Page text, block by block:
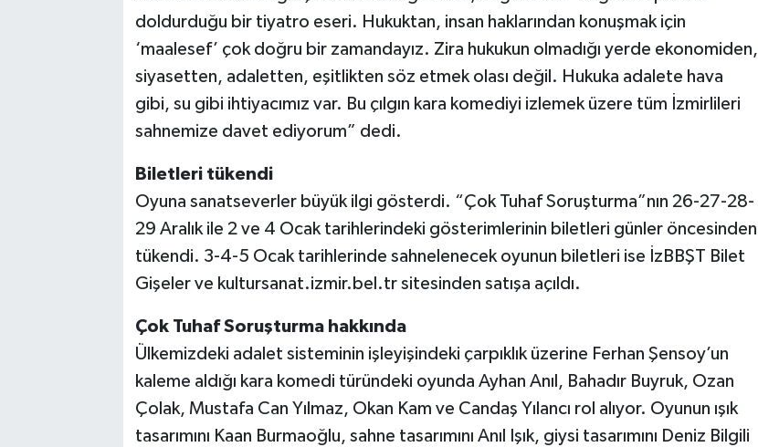
doldurduğu bir tiyatro eseri. Hukuktan, insan haklarından konuşmak için
‘maalesef’ çok doğru bir zamandayız. Zira hukukun olmadığı yerde ekonomiden,
siyasetten, adaletten, eşitlikten söz etmek olası değil. Hukuka adalete hava
gibi, su gibi ihtiyacımız var. Bu çılgın kara komediyi izlemek üzere tüm İzmirlileri
sahnemize davet ediyorum” dedi.
Biletleri tükendi
Oyuna sanatseverler büyük ilgi gösterdi. “Çok Tuhaf Soruşturma”nın 26-27-28-
29 Aralık ile 2 ve 4 Ocak tarihlerindeki gösterimlerinin biletleri günler öncesinden
tükendi. 3-4-5 Ocak tarihlerinde sahnelenecek oyunun biletleri ise İzBBŞT Bilet
Gişeler ve kultursanat.izmir.bel.tr sitesinden satışa açıldı.
Çok Tuhaf Soruşturma hakkında
Ülkemizdeki adalet sisteminin işleyişindeki çarpıklık üzerine Ferhan Şensoy’un
kaleme aldığı kara komedi türündeki oyunda Ayhan Anıl, Bahadır Buyruk, Ozan
Çolak, Mustafa Can Yılmaz, Okan Kam ve Candaş Yılancı rol alıyor. Oyunun ışık
tasarımını Kaan Burmaoğlu, sahne tasarımını Anıl Işık, giysi tasarımını Deniz Bilgili